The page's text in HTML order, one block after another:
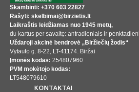
Skambinti: +370 603 22827
Rašyti: skelbimai@birzietis.lt
Laikraštis leidžiamas nuo 1945 metų,
du kartus per savaitę: antradieniais ir
Uždaroji akcinė bendrovė „Biržiečių žodis“
Vytauto g. 8-22, LT-41174. Biržai
Įmonės kodas: 254807960
PVM mokėtojo kodas:
LT548079610
KONTAKTAI